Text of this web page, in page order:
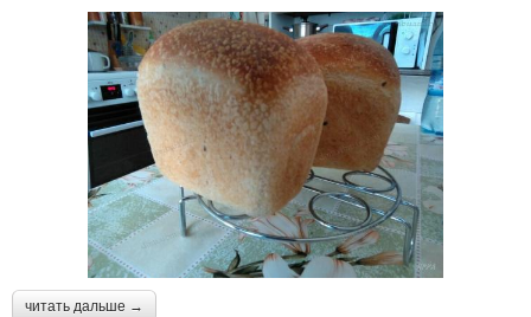
читать дальше →